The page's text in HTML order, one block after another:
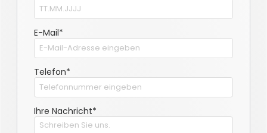
E-Mail*
Telefon*
Ihre Nachricht*